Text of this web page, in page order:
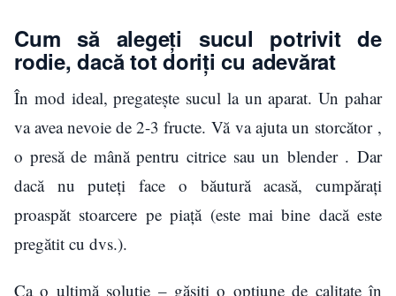
Cum să alegeți sucul potrivit de
rodie, dacă tot doriți cu adevărat
În mod ideal, pregatește sucul la un aparat. Un pahar
va avea nevoie de 2-3 fructe. Vă va ajuta un storcător ,
o presă de mână pentru citrice sau un blender . Dar
dacă nu puteți face o băutură acasă, cumpărați
proaspăt stoarcere pe piață (este mai bine dacă este
pregătit cu dvs.).
Ca o ultimă soluție – găsiți o opțiune de calitate în